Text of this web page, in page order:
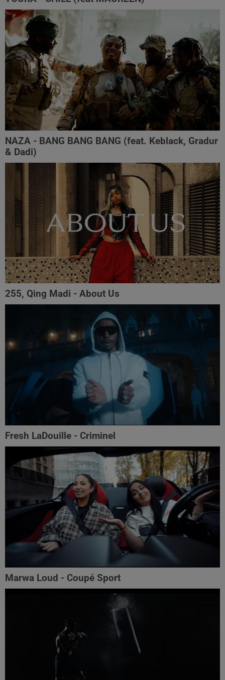
NAZA - BANG BANG BANG (feat. Keblack, Gradur
& Dadi)
255, Qing Madi - About Us
Fresh LaDouille - Criminel
Marwa Loud - Coupé Sport